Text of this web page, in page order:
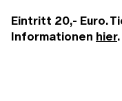
Eintritt 20,- Euro.
Informationen hier.